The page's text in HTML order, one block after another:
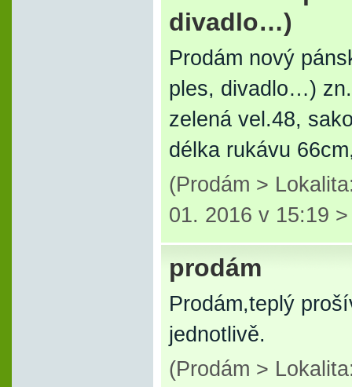
divadlo…)
Prodám nový
ples, divadlo…)
zelená vel.48,
délka rukávu
(Prodám >
01. 2016 v 15:19
prodám
Prodám,teplý
jednotlivě.
(Prodám >